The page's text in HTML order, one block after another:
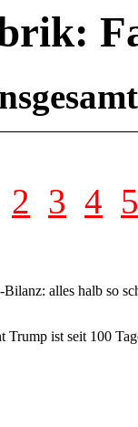
2 3 4 5
Bilanz: alles halb so
Trump ist seit 100